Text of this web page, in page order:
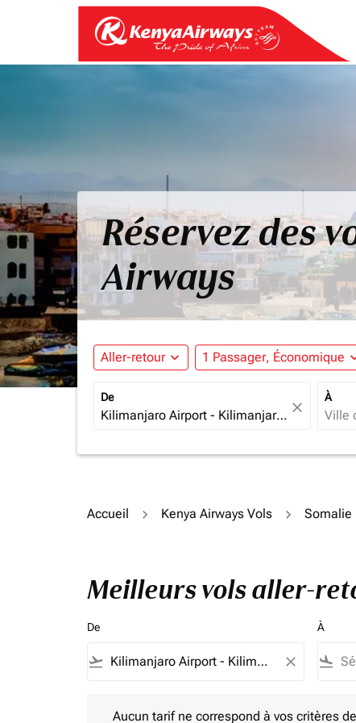
Réservez des
Airways
Aller-retour expand_more 1 Passager, Économique
De
close
À
Accueil Kenya Airways Vols Somalie
Meilleurs vols aller-
De
flight_takeoff close
À
flight_land
Aucun tarif ne correspond à vos critères